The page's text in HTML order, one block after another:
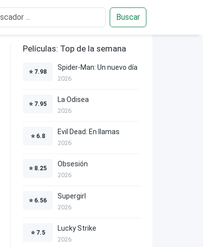
Buscar
Películas: Top de la semana
⭐ 7.98
Spider-Man: Un nuevo día
2026
⭐ 7.95
La Odisea
2026
⭐ 6.8
Evil Dead: En llamas
2026
⭐ 8.25
Obsesión
2026
⭐ 6.56
Supergirl
2026
⭐ 7.5
Lucky Strike
2026